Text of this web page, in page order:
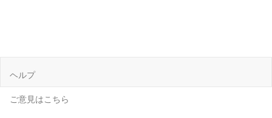
ヘルプ
ご意見はこちら